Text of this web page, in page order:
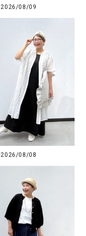
2026/08/09
2026/08/08